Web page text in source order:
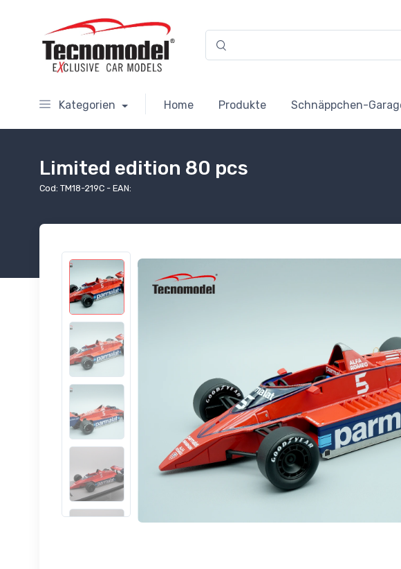
Kategorien Home Produkte Schnäppchen-
Limited edition 80 pcs
Cod: TM18-219C - EAN: